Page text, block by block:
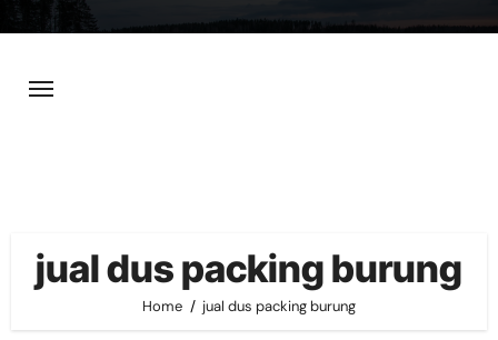
content
jual dus packing burung
Home jual dus packing burung